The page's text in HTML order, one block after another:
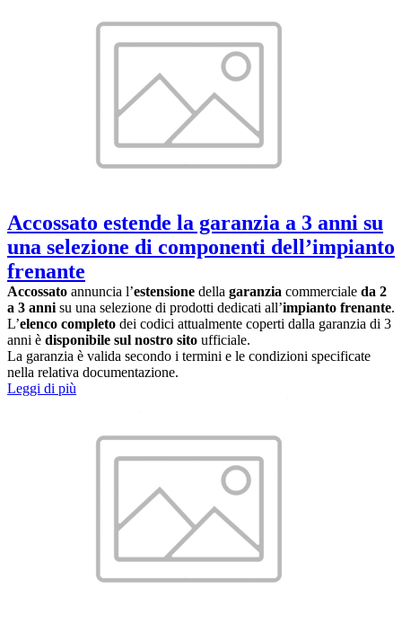
Accossato estende la garanzia a 3 anni su
una selezione di componenti dell’impianto
frenante
Accossato annuncia l’estensione della garanzia commerciale da 2
a 3 anni su una selezione di prodotti dedicati all’impianto frenante.
L’elenco completo dei codici attualmente coperti dalla garanzia di 3
anni è disponibile sul nostro sito ufficiale.
La garanzia è valida secondo i termini e le condizioni specificate
nella relativa documentazione.
Leggi di più